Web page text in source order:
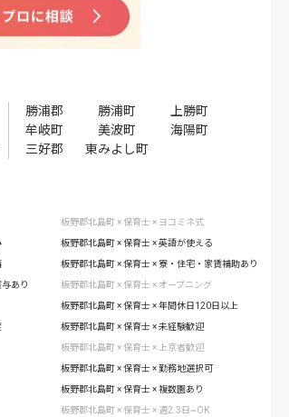
勝浦郡 勝浦町
上勝町
牟岐町 美波町
海陽町
三好郡 東みよし町
板野郡北島町 × 保育士 × ヨコミネ式
板野郡北島町 × 保育士 × 英語が使える
板野郡北島町 × 保育士 × 寮・住宅・家賃補助あり
あり 板野郡北島町 × 保育士 × オープニング
板野郡北島町 × 保育士 × 年間休日120日以上
板野郡北島町 × 保育士 × 未経験歓迎
板野郡北島町 × 保育士 × 上京者歓迎
板野郡北島町 × 保育士 × 勤務地選択可
板野郡北島町 × 保育士 × 複数園あり
板野郡北島町 × 保育士 × 週2.3日~OK